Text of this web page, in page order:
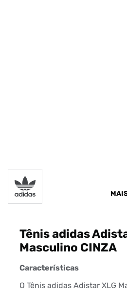
Tênis adidas
Masculino CINZA
Características
O Tênis adidas Adistar XLG